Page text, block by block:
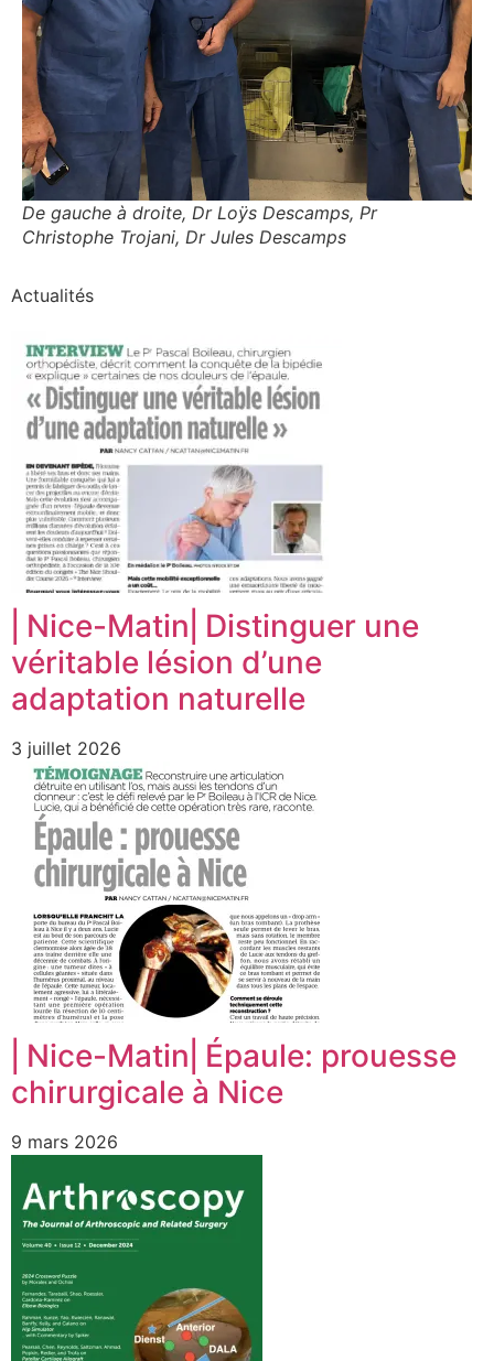
De gauche à droite, Dr Loÿs Descamps, Pr
Christophe Trojani, Dr Jules Descamps
Actualités
⎜Nice-Matin⎜Distinguer une
véritable lésion d’une
adaptation naturelle
3 juillet 2026
⎜Nice-Matin⎜Épaule: prouesse
chirurgicale à Nice
9 mars 2026